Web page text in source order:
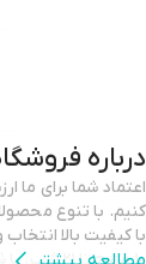
درباره
اعتماد شما برای ما
کنیم. با تنوع